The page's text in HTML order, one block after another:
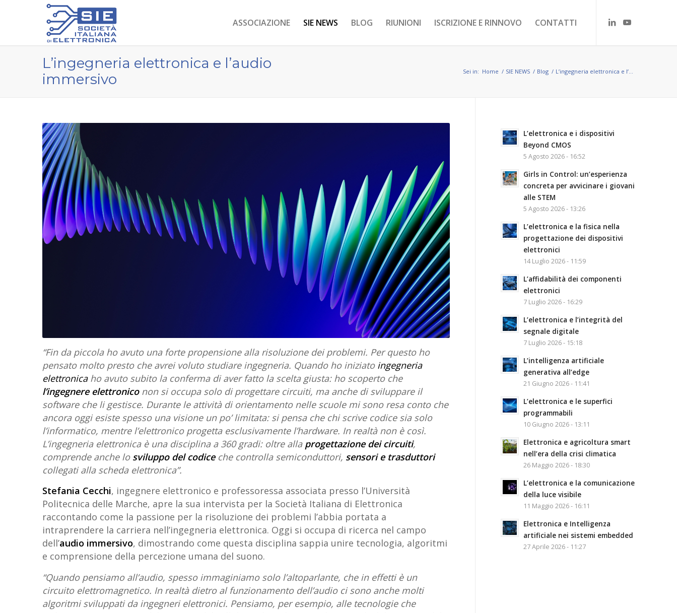
ASSOCIAZIONE SIE NEWS BLOG RIUNIONI ISCRIZIONE E RINNOVO CONTATTI
L’ingegneria elettronica e l’audio
immersivo
Sei in: Home / SIE NEWS / Blog / L’ingegneria elettronica e l’audio immersivo
“Fin da piccola ho avuto una forte propensione alla risoluzione dei problemi. Per questo ho
pensato molto presto che avrei voluto studiare ingegneria. Quando ho iniziato ingegneria
elettronicaho avuto subito la conferma di aver fatto la scelta giusta: ho scoperto che
l’ingegnere elettroniconon si occupa solo di progettare circuiti, ma anche di sviluppare il
software che li gestisce. Durante le attività di orientamento nelle scuole mi sono resa conto che
ancora oggi esiste spesso una visione un po’ limitata: si pensa che chi scrive codice sia solo
l’informatico, mentre l’elettronico progetta esclusivamente l’hardware. In realtà non è così.
L’ingegneria elettronica è una disciplina a 360 gradi: oltre alla progettazione dei circuiti,
comprende anche lo sviluppo del codiceche controlla semiconduttori, sensori e trasduttori
collegati alla scheda elettronica”.
Stefania Cecchi, ingegnere elettronico e professoressa associata presso l’Università
Politecnica delle Marche, apre la sua intervista per la Società Italiana di Elettronica
raccontando come la passione per la risoluzione dei problemi l’abbia portata a
intraprendere la carriera nell’ingegneria elettronica. Oggi si occupa di ricerca nel campo
dell’audio immersivo, dimostrando come questa disciplina sappia unire tecnologia, algoritmi
e comprensione della percezione umana del suono.
“Quando pensiamo all’audio, spesso immaginiamo solo l’altoparlante, che in effetti è un
circuito elettromagnetico. In realtà dietro al funzionamento dell’audio ci sono anche molti
algoritmi sviluppati da ingegneri elettronici. Pensiamo, per esempio, alle tecnologie che
L’elettronica e i dispositivi
Beyond CMOS
5 Agosto 2026 - 16:52
Girls in Control: un’esperienza
concreta per avvicinare i giovani
alle STEM
5 Agosto 2026 - 13:26
L’elettronica e la fisica nella
progettazione dei dispositivi
elettronici
14 Luglio 2026 - 11:59
L’affidabilità dei componenti
elettronici
7 Luglio 2026 - 16:29
L’elettronica e l’integrità del
segnale digitale
7 Luglio 2026 - 15:18
L’intelligenza artificiale
generativa all’edge
21 Giugno 2026 - 11:41
L’elettronica e le superfici
programmabili
10 Giugno 2026 - 13:11
Elettronica e agricoltura smart
nell’era della crisi climatica
26 Maggio 2026 - 18:30
L’elettronica e la comunicazione
della luce visibile
11 Maggio 2026 - 16:11
Elettronica e Intelligenza
artificiale nei sistemi embedded
27 Aprile 2026 - 11:27